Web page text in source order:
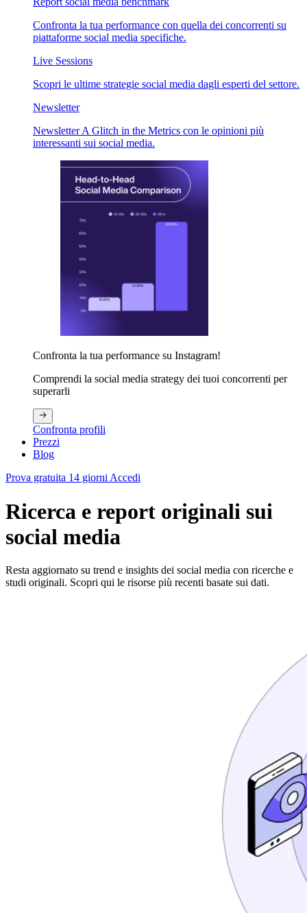
Confronta la tua performance con quella dei concorrenti su
piattaforme social media specifiche.
Live Sessions
Scopri le ultime strategie social media dagli esperti del settore.
Newsletter
Newsletter A Glitch in the Metrics con le opinioni più
interessanti sui social media.
Confronta la tua performance su Instagram!
Comprendi la social media strategy dei tuoi concorrenti per
superarli
Confronta profili
Prezzi
Blog
Prova gratuita 14 giorniAccedi
Ricerca e report originali sui
social media
Resta aggiornato su trend e insights dei social media con ricerche e
studi originali. Scopri qui le risorse più recenti basate sui dati.